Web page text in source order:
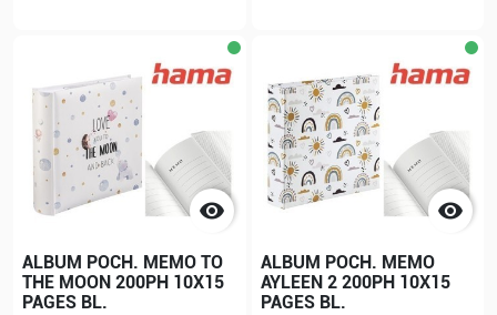

ALBUM POCH. MEMO TO
THE MOON 200PH 10X15
PAGES BL.

ALBUM POCH. MEMO
AYLEEN 2 200PH 10X15
PAGES BL.